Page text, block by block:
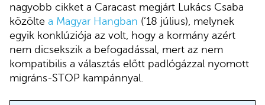
nagyobb cikket a Caracast megjárt Lukács Csaba
közölte a Magyar Hangban (’18 július), melynek
egyik konklúziója az volt, hogy a kormány azért
nem dicsekszik a befogadással, mert az nem
kompatibilis a választás előtt padlógázzal nyomott
migráns-STOP kampánnyal.